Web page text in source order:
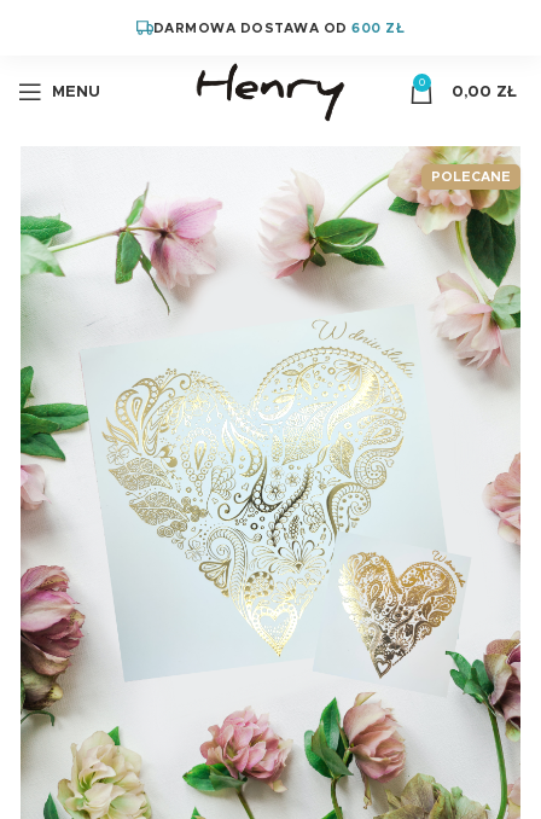
DARMOWA DOSTAWA OD600 ZŁ
MENU
0
0,00 ZŁ
POLECANE